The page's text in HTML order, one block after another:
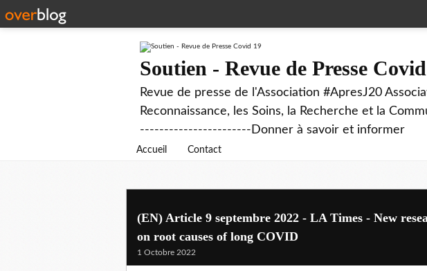
Soutien - Revue de Presse
Revue de presse de l'Association #ApresJ20
Reconnaissance, les Soins, la Recherche et la
-----------------------Donner à savoir et informer
Accueil Contact
(EN) Article 9 septembre 2022 - LA Times - New
on root causes of long COVID
1 Octobre 2022